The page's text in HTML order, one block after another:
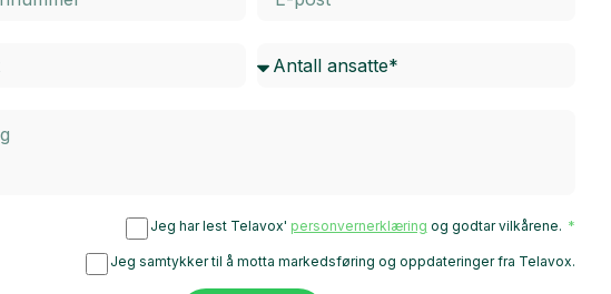
Jeg har lest Telavox' personvernerklæring og godtar vilkårene.
Jeg samtykker til å motta markedsføring og oppdateringer fra Telavox.